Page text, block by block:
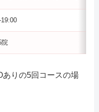
院
りの5回コースの場